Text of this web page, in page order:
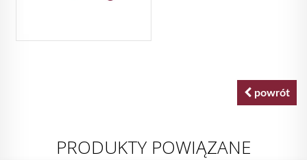
powrót
PRODUKTY POWIĄZANE